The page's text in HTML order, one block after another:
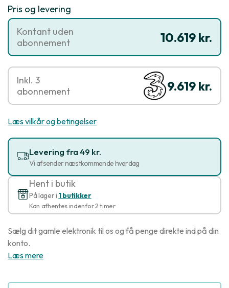
Pris og levering
10.619 kr.
Kontant uden
abonnement
9.619 kr.
Inkl. 3
abonnement
Læs vilkår og betingelser
Levering fra 49 kr.
Vi afsender næstkommende hverdag
Hent i butik
På lager i 1 butikker
Kan afhentes indenfor 2 timer
Sælg dit gamle elektronik til os og få penge direkte ind på din
konto.
Læs mere